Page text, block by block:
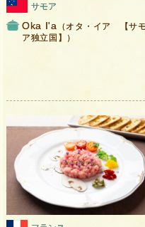
サモア
Oka I'a
（オタ・イア 【サモ
ア独立国】）